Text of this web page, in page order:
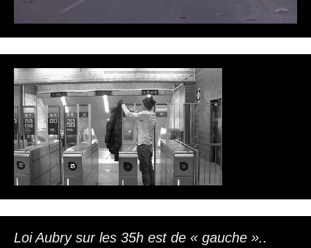
Loi Aubry sur les 35h est de « gauche »..